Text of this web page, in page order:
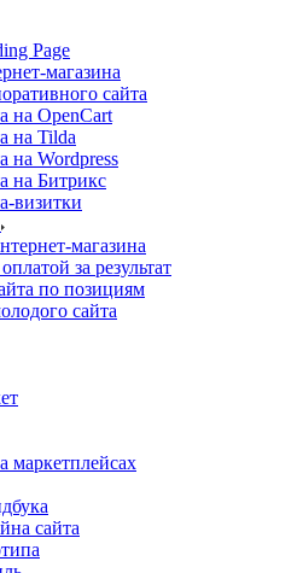
Page
магазина
сайта
на OpenCart
на Tilda
на Wordpress
на Битрикс
визитки
магазина
за результат
по позициям
сайта
маркетплейсах
сайта